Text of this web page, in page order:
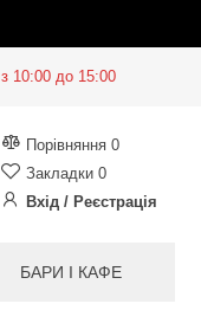
з 10:00 до 15:00
Порівняння 0
Закладки 0
Вхід / Реєстрація
БАРИ І КАФЕ